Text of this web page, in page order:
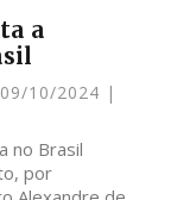
a
09/10/2024
no Brasil
por